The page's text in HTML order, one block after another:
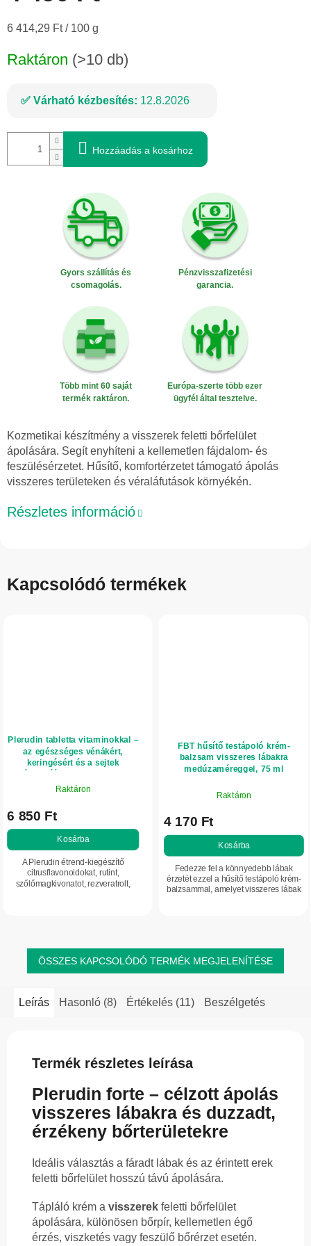
Egységár:
6 414,29 Ft / 100 g
Raktáron (>10 db)
Várható kézbesítés: 12.8.2026
Hozzáadás a kosárhoz
Gyors szállítás és
csomagolás.
Pénzvisszafizetési
garancia.
Több mint 60 saját
termék raktáron.
Európa-szerte több ezer
ügyfél által tesztelve.
Kozmetikai készítmény a visszerek feletti bőrfelület
ápolására. Segít enyhíteni a kellemetlen fájdalom- és
feszülésérzetet. Hűsítő, komfortérzetet támogató ápolás
visszeres területeken és véraláfutások környékén.
Részletes információ
Kapcsolódó termékek
Plerudin tabletta vitaminokkal –
az egészséges vénákért,
keringésért és a sejtek
védelméért – 100 tabletta –
InVitro
Raktáron
6 850 Ft
Kosárba
A Plerudin étrend-kiegészítő
citrusflavonoidokat, rutint,
szőlőmagkivonatot, rezveratrolt,
FBT hűsítő testápoló krém-
balzsam visszeres lábakra
medúzaméreggel, 75 ml
Raktáron
4 170 Ft
Kosárba
Fedezze fel a könnyedebb lábak
érzetét ezzel a hűsítő testápoló krém-
balzsammal, amelyet visszeres lábak
ÖSSZES KAPCSOLÓDÓ TERMÉK MEGJELENÍTÉSE
Leírás Hasonló (8) Értékelés (11) Beszélgetés
Termék részletes leírása
Plerudin forte – célzott ápolás
visszeres lábakra és duzzadt,
érzékeny bőrterületekre
Ideális választás a fáradt lábak és az érintett erek
feletti bőrfelület hosszú távú ápolására.
Tápláló krém a visszerek feletti bőrfelület
ápolására, különösen bőrpír, kellemetlen égő
érzés, viszketés vagy feszülő bőrérzet esetén.